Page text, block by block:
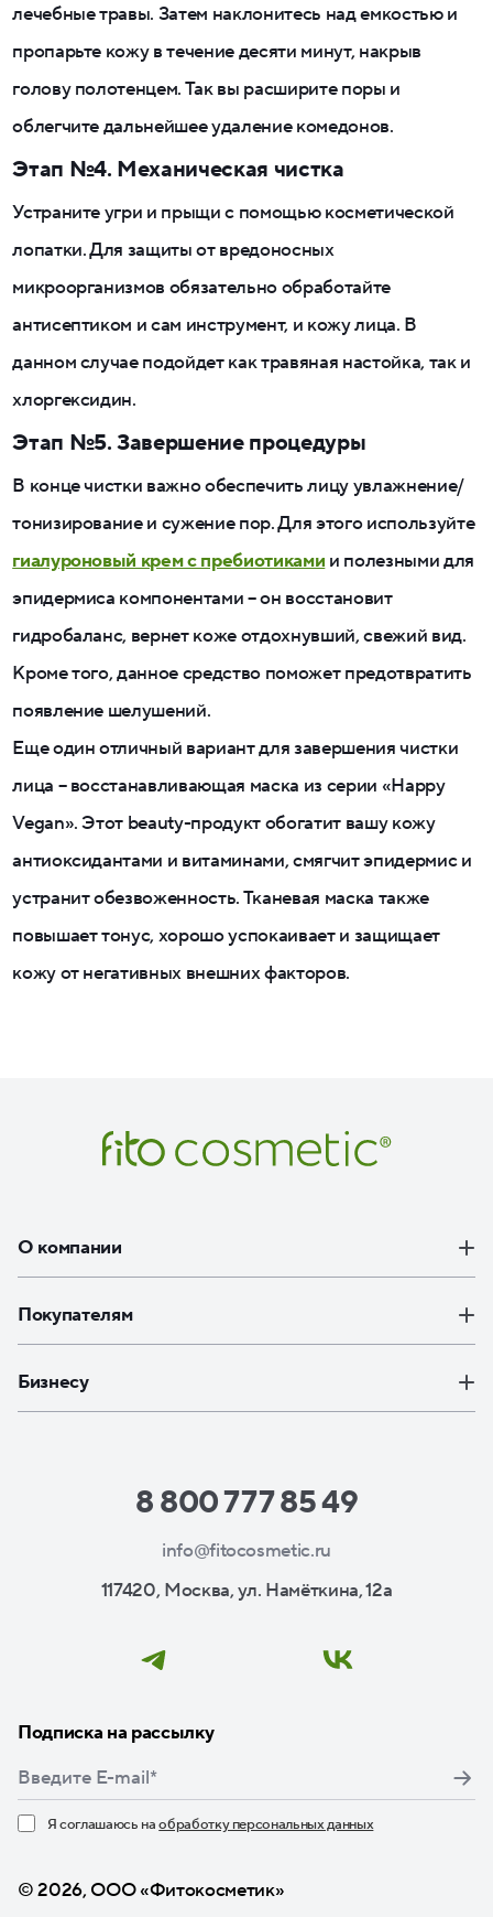
лечебные травы. Затем наклонитесь над емкостью и
пропарьте кожу в течение десяти минут, накрыв
голову полотенцем. Так вы расширите поры и
облегчите дальнейшее удаление комедонов.
Этап №4. Механическая чистка
Устраните угри и прыщи с помощью косметической
лопатки. Для защиты от вредоносных
микроорганизмов обязательно обработайте
антисептиком и сам инструмент, и кожу лица. В
данном случае подойдет как травяная настойка, так и
хлоргексидин.
Этап №5. Завершение процедуры
В конце чистки важно обеспечить лицу увлажнение/
тонизирование и сужение пор. Для этого используйте
гиалуроновый крем с пребиотиками и полезными для
эпидермиса компонентами – он восстановит
гидробаланс, вернет коже отдохнувший, свежий вид.
Кроме того, данное средство поможет предотвратить
появление шелушений.
Еще один отличный вариант для завершения чистки
лица – восстанавливающая маска из серии «Happy
Vegan». Этот beauty-продукт обогатит вашу кожу
антиоксидантами и витаминами, смягчит эпидермис и
устранит обезвоженность. Тканевая маска также
повышает тонус, хорошо успокаивает и защищает
кожу от негативных внешних факторов.
О компании
Покупателям
Бизнесу
8 800 777 85 49
info@fitocosmetic.ru
117420, Москва, ул. Намёткина, 12а
Подписка на рассылку
Я соглашаюсь наобработку персональных данных
© 2026, ООО «Фитокосметик»